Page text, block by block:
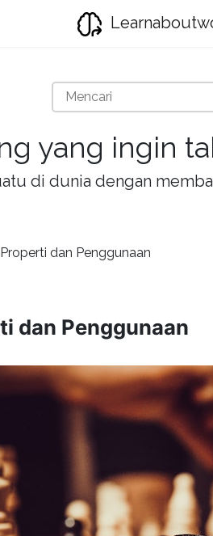
yang ingin
di dunia dengan
dan Penggunaan
dan Penggunaan